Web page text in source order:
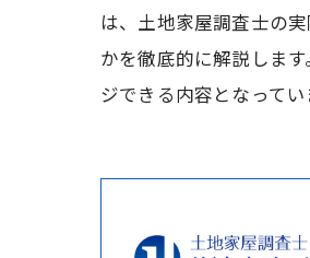
は、土地家屋調査士の
かを徹底的に解説しま
ジできる内容となってい